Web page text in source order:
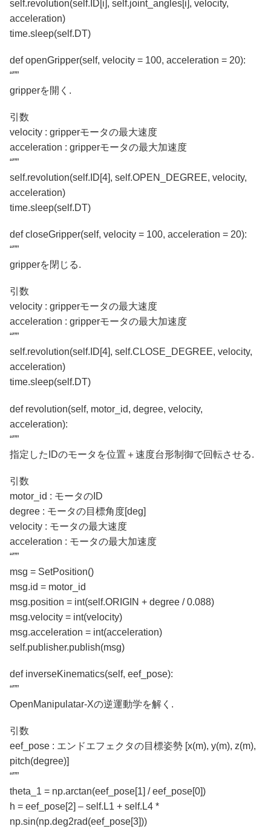
self.revolution(self.ID[i], self.joint_angles[i], velocity,
acceleration)
time.sleep(self.DT)
def openGripper(self, velocity = 100, acceleration = 20):
“””
gripperを開く.
引数
velocity : gripperモータの最大速度
acceleration : gripperモータの最大加速度
“””
self.revolution(self.ID[4], self.OPEN_DEGREE, velocity,
acceleration)
time.sleep(self.DT)
def closeGripper(self, velocity = 100, acceleration = 20):
“””
gripperを閉じる.
引数
velocity : gripperモータの最大速度
acceleration : gripperモータの最大加速度
“””
self.revolution(self.ID[4], self.CLOSE_DEGREE, velocity,
acceleration)
time.sleep(self.DT)
def revolution(self, motor_id, degree, velocity,
acceleration):
“””
指定したIDのモータを位置＋速度台形制御で回転させる.
引数
motor_id : モータのID
degree : モータの目標角度[deg]
velocity : モータの最大速度
acceleration : モータの最大加速度
“””
msg = SetPosition()
msg.id = motor_id
msg.position = int(self.ORIGIN + degree / 0.088)
msg.velocity = int(velocity)
msg.acceleration = int(acceleration)
self.publisher.publish(msg)
def inverseKinematics(self, eef_pose):
“””
OpenManipulatar-Xの逆運動学を解く.
引数
eef_pose : エンドエフェクタの目標姿勢 [x(m), y(m), z(m),
pitch(degree)]
“””
theta_1 = np.arctan(eef_pose[1] / eef_pose[0])
h = eef_pose[2] – self.L1 + self.L4 *
np.sin(np.deg2rad(eef_pose[3]))